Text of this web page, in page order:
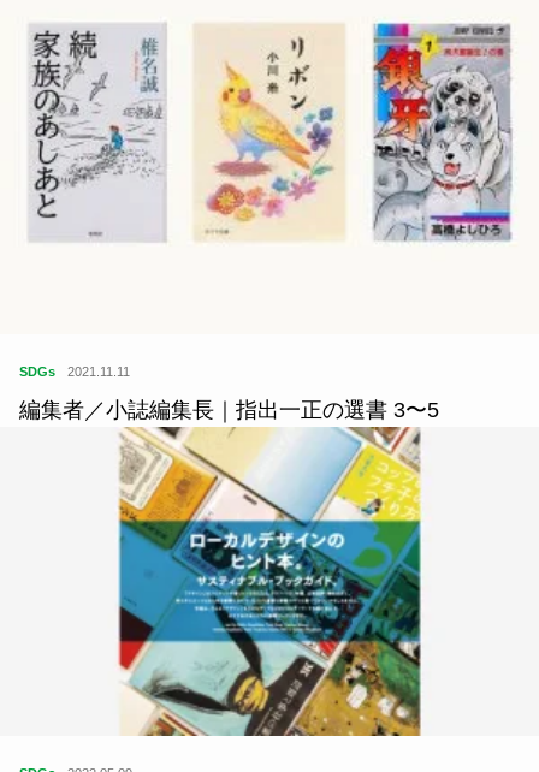
SDGs 2021.11.11
編集者／小誌編集長｜指出一正の選書 3〜5